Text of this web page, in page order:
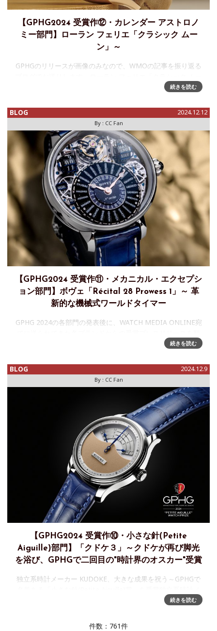
【GPHG2024 受賞作⑫・カレンダー アストロノ
ミー部門】ローラン フェリエ「クラシック ムー
ン」～
GPHGのリリースが画像のみなので、WMOの記事を振り返る
ン」がカレンダー・アストロノミー部門に輝く今年の
クラシ
続きを読む
BLOG 2024.12.12
By : CC Fan
【GPHG2024 受賞作⑪・メカニカル・エクセプシ
ョン部門】ボヴェ「Récital 28 Prowess 1」～ 革
新的な機械式ワールドタイマー
GPHG 2024の各部門の発表後に、WATCH MEDIA ONLINE宛
次お届けする連載企画。今回はメカニカル・エクセプション
抄
続きを読む
BLOG 2024.12.9
By : CC Fan
【GPHG2024 受賞作⑩・小さな針(Petite
Aiguille)部門】「クドケ３」～クドケが再び脚光
を浴び、GPHGで二回目の"時計界のオスカー"受賞
独立系時計メーカー KUDOKE、大きな成果を祝う～GPHGで
ーカー KUDOKEは、ジュネーブ時計グランプリ（GPHG）で
続きを読む
件数：761件